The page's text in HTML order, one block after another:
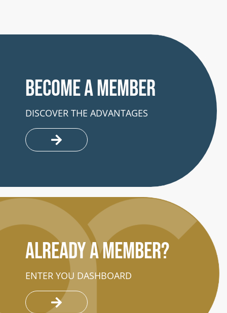
Become a member
DISCOVER THE ADVANTAGES
Already a member?
ENTER YOU DASHBOARD